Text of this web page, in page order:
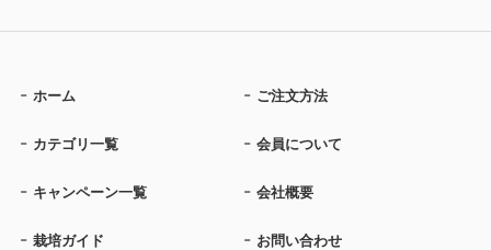
ホーム ご注文方法
カテゴリ一覧 会員について
キャンペーン一覧 会社概要
栽培ガイド お問い合わせ